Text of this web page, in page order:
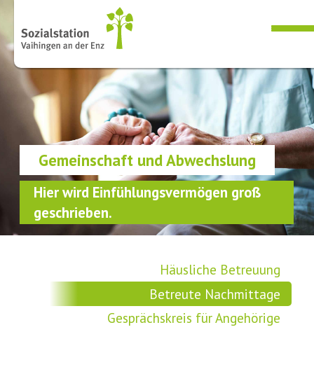
Gemeinschaft und Abwechslung
Hier wird Einfühlungsvermögen groß
geschrieben.
Häusliche Betreuung
Betreute Nachmittage
Gesprächskreis für Angehörige